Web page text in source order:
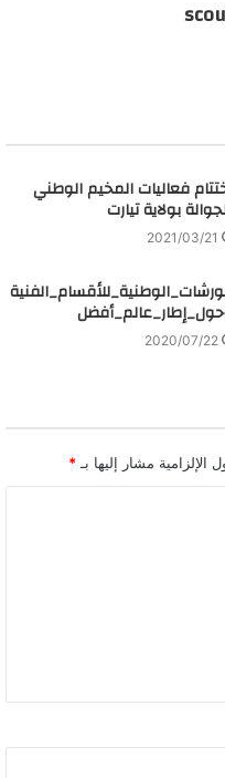
فعاليات المخيم الوطني
بولاية تيارت
2021/03/21
2020/07/22
الإلزامية مشار إليها بـ *